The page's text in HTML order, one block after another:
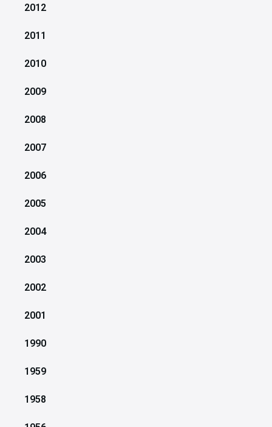
2012
2011
2010
2009
2008
2007
2006
2005
2004
2003
2002
2001
1990
1959
1958